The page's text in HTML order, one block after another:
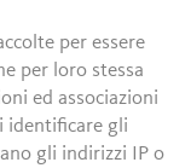
per essere
per loro stessa
ed associazioni
identificare gli
gli indirizzi IP o